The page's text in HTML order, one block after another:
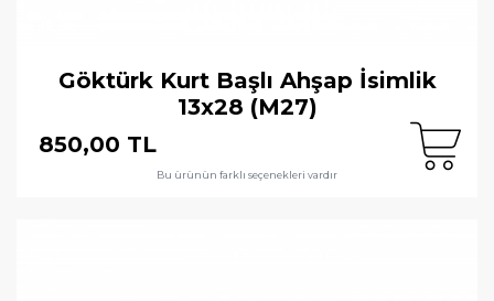
Göktürk Kurt Başlı Ahşap İsimlik
13x28 (M27)
850,00 TL
Bu ürünün farklı seçenekleri vardır